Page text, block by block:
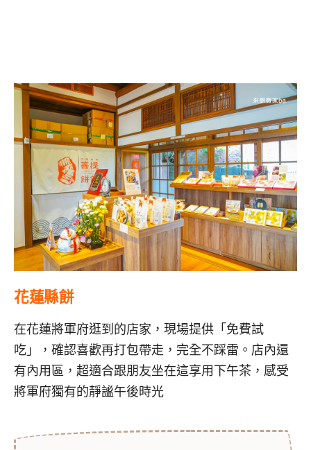
花蓮縣餅
在花蓮將軍府逛到的店家，現場提供「免費試
吃」，確認喜歡再打包帶走，完全不踩雷。店內還
有內用區，超適合跟朋友坐在這享用下午茶，感受
將軍府獨有的靜謐午後時光